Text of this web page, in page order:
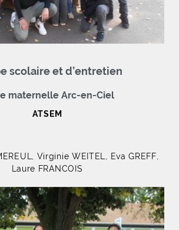
scolaire et d’entretien
maternelle Arc-en-Ciel
ATSEM
Virginie WEITEL, Eva GREFF,
Laure FRANCOIS